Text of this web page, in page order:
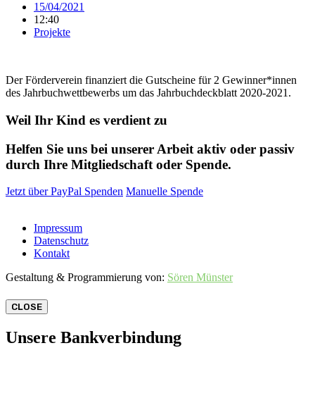
15/04/2021
12:40
Projekte
Der Förderverein finanziert die Gutscheine für 2 Gewinner*innen
des Jahrbuchwettbewerbs um das Jahrbuchdeckblatt 2020-2021.
Weil Ihr Kind es verdient zu
Helfen Sie uns bei unserer Arbeit aktiv oder passiv
durch Ihre Mitgliedschaft oder Spende.
Jetzt über PayPal Spenden Manuelle Spende
Impressum
Datenschutz
Kontakt
Gestaltung & Programmierung von: Sören Münster
CLOSE
Unsere Bankverbindung